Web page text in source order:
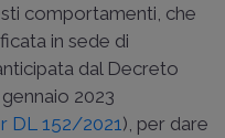
comportamenti, che
in sede di
dal Decreto
2023
DL 152/2021 ), per dare